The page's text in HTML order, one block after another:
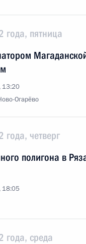
года, пятница
13:20
Огарёво
четверг
полигона в
18:05
года, среда